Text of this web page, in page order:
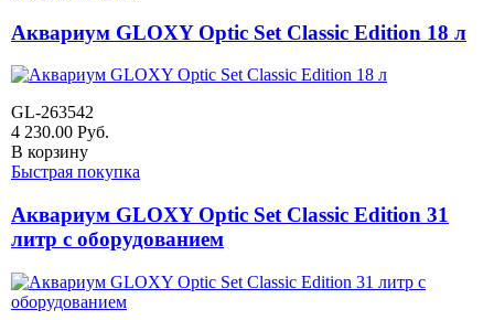
Аквариум GLOXY Optic Set Classic Edition 18 л
GL-263542
4 230.00 Руб.
В корзину
Быстрая покупка
Аквариум GLOXY Optic Set Classic Edition 31
литр с оборудованием